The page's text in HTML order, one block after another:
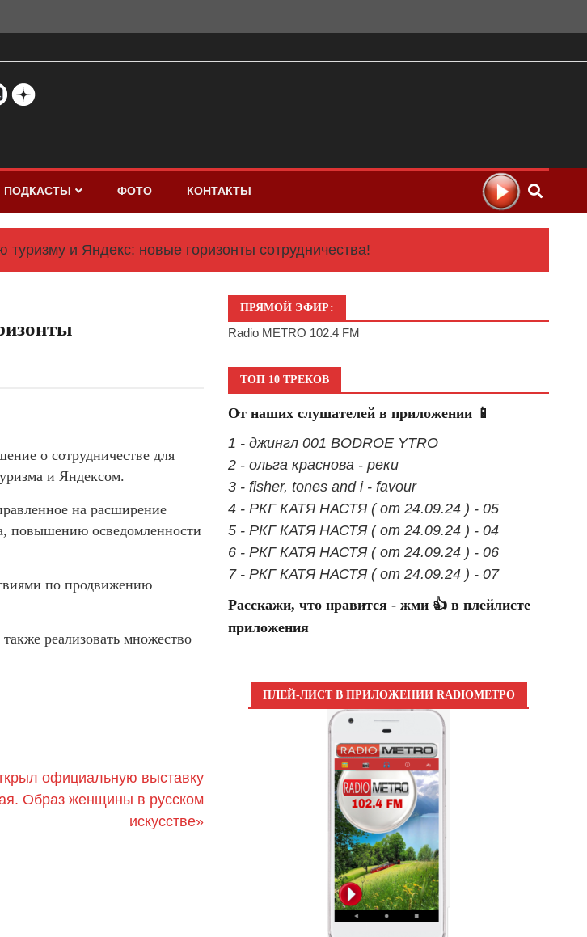
ПОДКАСТЫ ФОТО КОНТАКТЫ
туризму и Яндекс: новые горизонты сотрудничества!
о сотрудничестве для
и Яндексом.
на расширение
повышению осведомленности
по продвижению
реализовать множество
официальную выставку
Образ женщины в русском
искусстве»
ПРЯМОЙ ЭФИР:
Radio METRO 102.4 FM
ТОП 10 ТРЕКОВ
От наших слушателей в приложении 📱
1 - джингл 001 BODROE YTRO
2 - ольга краснова - реки
3 - fisher, tones and i - favour
4 - РКГ КАТЯ НАСТЯ ( от 24.09.24 ) - 05
5 - РКГ КАТЯ НАСТЯ ( от 24.09.24 ) - 04
6 - РКГ КАТЯ НАСТЯ ( от 24.09.24 ) - 06
7 - РКГ КАТЯ НАСТЯ ( от 24.09.24 ) - 07
Расскажи, что нравится - жми 👍 в плейлисте
приложения
ПЛЕЙ-ЛИСТ В ПРИЛОЖЕНИИ RADIOМЕТРО